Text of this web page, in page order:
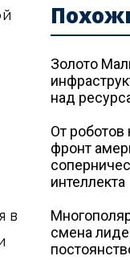
в
Золото
над
От
фронт
интеллекта
смена